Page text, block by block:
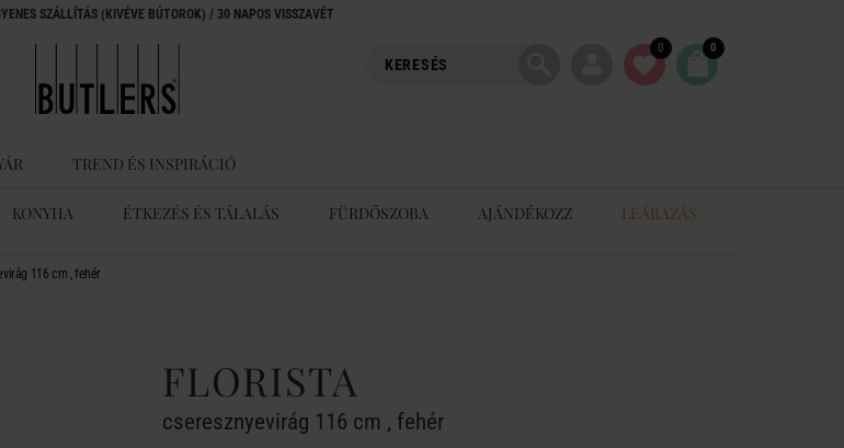
SZÁLLÍTÁS (KIVÉVE BÚTOROK) / 30 NAPOS VISSZAVÉT
0 0
TREND ÉS INSPIRÁCIÓ
KONYHA ÉTKEZÉS ÉS TÁLALÁS FÜRDŐSZOBA AJÁNDÉKOZZ LEÁRAZÁS
116 cm , fehér
FLORISTA
cseresznyevirág 116 cm , fehér